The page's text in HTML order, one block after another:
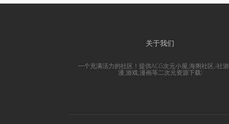
关于我们
一个充满活力的社区！提供ACG次元小屋,海阁社区,i社
漫,游戏,漫画等二次元资源下载!